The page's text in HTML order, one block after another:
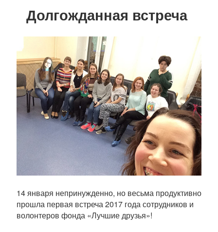
Долгожданная встреча
14 января непринужденно, но весьма продуктивно
прошла первая встреча 2017 года сотрудников и
волонтеров фонда «Лучшие друзья»!